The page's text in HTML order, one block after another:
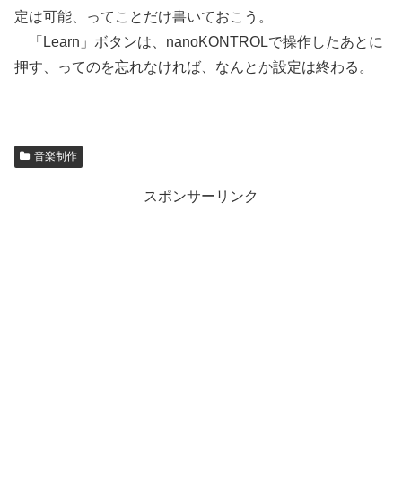
定は可能、ってことだけ書いておこう。
「Learn」ボタンは、nanoKONTROLで操作したあとに
押す、ってのを忘れなければ、なんとか設定は終わる。
音楽制作
スポンサーリンク